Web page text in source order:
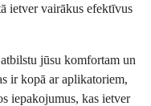
ietver vairākus efektīvus
jūsu komfortam un
ir kopā ar aplikatoriem,
iepakojumus, kas ietver